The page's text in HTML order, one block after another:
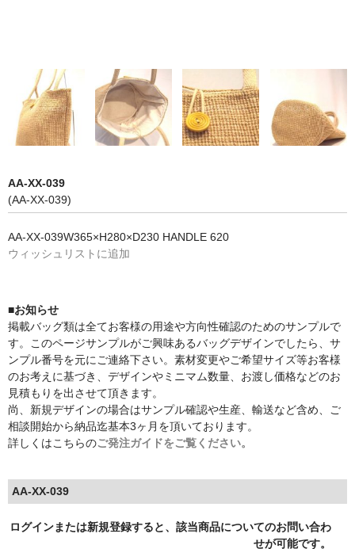
AA-XX-039
(AA-XX-039)
AA-XX-039W365×H280×D230 HANDLE 620
ウィッシュリストに追加
■お知らせ
掲載バッグ類は全てお客様の用途や方向性確認のためのサンプルで
す。このページサンプルがご興味あるバッグデザインでしたら、サ
ンプル番号を元にご連絡下さい。素材変更やご希望サイズ等お客様
のお考えに基づき、デザインやミニマム数量、お渡し価格などのお
見積もりを出させて頂きます。
尚、新規デザインの場合はサンプル確認や生産、輸送など含め、ご
相談開始から納品迄基本3ヶ月を頂いております。
詳しくはこちらのご発注ガイドをご覧ください。
AA-XX-039
ログインまたは新規登録すると、該当商品についてのお問い合わ
せが可能です。